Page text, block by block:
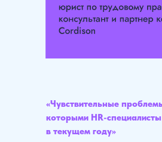
«Чувствительные
которыми HR-
в текущем году»